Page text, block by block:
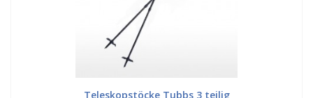
Teleskopstöcke Tubbs 3 teilig